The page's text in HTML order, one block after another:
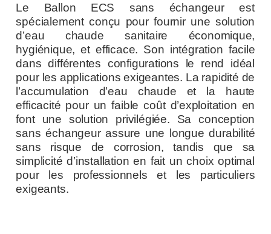
Le Ballon ECS sans échangeur est
spécialement conçu pour fournir une solution
d’eau chaude sanitaire économique,
hygiénique, et efficace. Son intégration facile
dans différentes configurations le rend idéal
pour les applications exigeantes. La rapidité de
l’accumulation d’eau chaude et la haute
efficacité pour un faible coût d’exploitation en
font une solution privilégiée. Sa conception
sans échangeur assure une longue durabilité
sans risque de corrosion, tandis que sa
simplicité d’installation en fait un choix optimal
pour les professionnels et les particuliers
exigeants.